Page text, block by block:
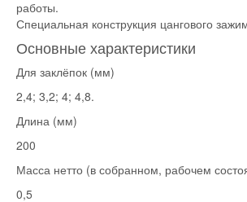
работы.
Специальная конструкция цангового
Основные характеристики
Для заклёпок (мм)
2,4; 3,2; 4; 4,8.
Длина (мм)
200
Масса нетто (в собранном, рабочем
0,5